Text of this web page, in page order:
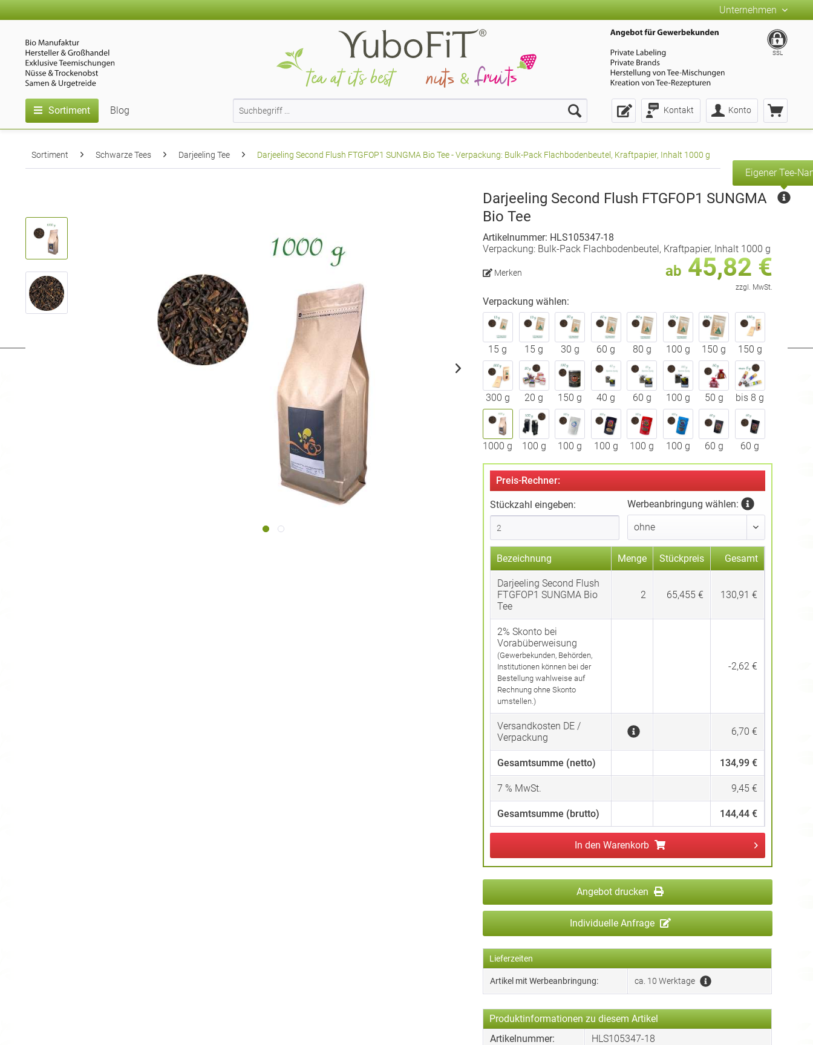
Unternehmen
Kontakt Konto
SSL
Sortiment Blog
Sortiment Schwarze Tees Darjeeling Tee Darjeeling Second Flush FTGFOP1 SUNGMA Bio Tee - Verpackung: Bulk-Pack Flachbodenbeutel, Kraftpapier, Inhalt 1000 g
Darjeeling Second Flush FTGFOP1 SUNGMA
Bio Tee
Eigener Tee-
Artikelnummer: HLS105347-18
Verpackung: Bulk-Pack Flachbodenbeutel, Kraftpapier, Inhalt 1000 g
ab 45,82 €
zzgl. MwSt.
Merken
Verpackung wählen:
15 g 15 g 30 g 60 g 80 g 100 g 150 g 150 g
300 g 20 g 150 g 40 g 60 g 100 g 50 g bis 8 g
1000 g 100 g 100 g 100 g 100 g 100 g 60 g 60 g
Preis-Rechner:
Stückzahl eingeben: Werbeanbringung wählen:
Bezeichnung Menge Stückpreis Gesamt
Darjeeling Second Flush
FTGFOP1 SUNGMA Bio
Tee
2 65,455 € 130,91 €
2% Skonto bei
Vorabüberweisung
(Gewerbekunden, Behörden,
Institutionen können bei der
Bestellung wahlweise auf
Rechnung ohne Skonto
umstellen.)
-2,62 €
Versandkosten DE /
Verpackung
6,70 €
Gesamtsumme (netto) 134,99 €
7 % MwSt. 9,45 €
Gesamtsumme (brutto) 144,44 €
In den Warenkorb
Angebot drucken
Individuelle Anfrage
Lieferzeiten
Artikel mit Werbeanbringung: ca. 10 Werktage
Produktinformationen zu diesem Artikel
Artikelnummer:
HLS105347-18